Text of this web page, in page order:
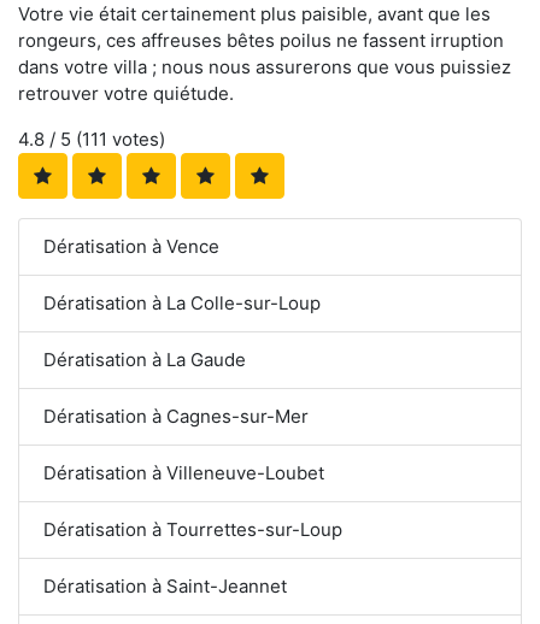
Votre vie était certainement plus paisible, avant que les
rongeurs, ces affreuses bêtes poilus ne fassent irruption
dans votre villa ; nous nous assurerons que vous puissiez
retrouver votre quiétude.
4.8 / 5 (111 votes)
Dératisation à Vence
Dératisation à La Colle-sur-Loup
Dératisation à La Gaude
Dératisation à Cagnes-sur-Mer
Dératisation à Villeneuve-Loubet
Dératisation à Tourrettes-sur-Loup
Dératisation à Saint-Jeannet